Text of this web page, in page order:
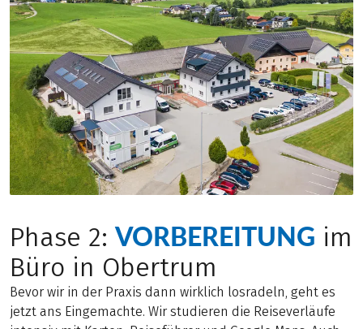
Phase 2:VORBEREITUNG im
Büro in Obertrum
Bevor wir in der Praxis dann wirklich losradeln, geht es
jetzt ans Eingemachte. Wir studieren die Reiseverläufe